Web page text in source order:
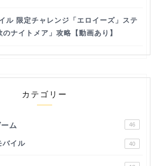
ル 限定チャレンジ「エロイーズ」ステ
のナイトメア」攻略【動画あり】
カテゴリー
ム 46
バイル 40